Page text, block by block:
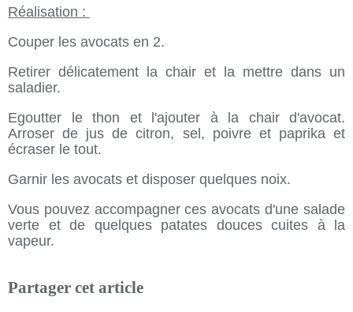
Réalisation :
Couper les avocats en 2.
Retirer délicatement la chair et la mettre dans un
saladier.
Egoutter le thon et l'ajouter à la chair d'avocat.
Arroser de jus de citron, sel, poivre et paprika et
écraser le tout.
Garnir les avocats et disposer quelques noix.
Vous pouvez accompagner ces avocats d'une salade
verte et de quelques patates douces cuites à la
vapeur.
Partager cet article